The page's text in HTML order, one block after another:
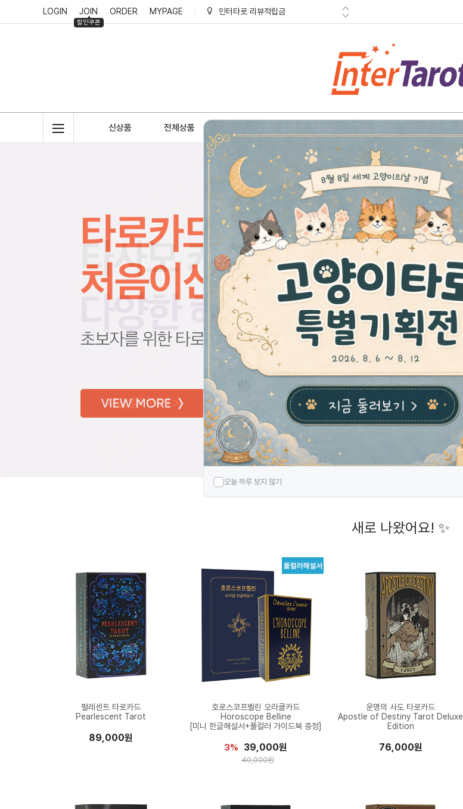
LOGIN JOIN
할인쿠폰
ORDER MYPAGE
인터타로 리뷰적립금
신상품 전체상품
새로 나왔어요! ✨
펄레센트 타로카드
Pearlescent Tarot
89,000원
호로스코프벨린 오라클카드
Horoscope Belline
[미니 한글해설서+풀컬러 가이드북 증정]
3% 39,000원
40,000원
운명의 사도 타로카드
Apostle of Destiny Tarot Deluxe
Edition
76,000원
오늘 하루 보지 않기